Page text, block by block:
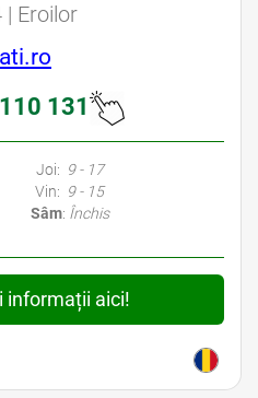
| Eroilor
131
• Avocat Bun Bucuresti • Avocat Bucuresti • Bucuresti Avocat • Avocat
Joi: 9 - 17
Vin: 9 - 15
Sâm: Închis
informații aici!